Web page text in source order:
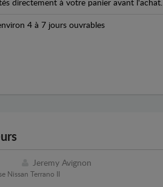
directement à votre panier avant l'achat.
4 à 7 jours ouvrables
Jeremy Avignon
Nissan Terrano II